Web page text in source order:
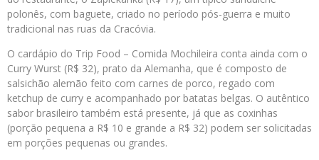
polonês, com baguete, criado no período pós-guerra e muito
tradicional nas ruas da Cracóvia.
O cardápio do Trip Food – Comida Mochileira conta ainda com o
Curry Wurst (R$ 32), prato da Alemanha, que é composto de
salsichão alemão feito com carnes de porco, regado com
ketchup de curry e acompanhado por batatas belgas. O autêntico
sabor brasileiro também está presente, já que as coxinhas
(porção pequena a R$ 10 e grande a R$ 32) podem ser solicitadas
em porções pequenas ou grandes.